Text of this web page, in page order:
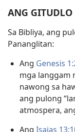
ANG
Sa Bibliya, ang
Pananglitan:
Ang Genesis
mga langgam
nawong sa
ang pulong
atmospera,
Ang Isaias